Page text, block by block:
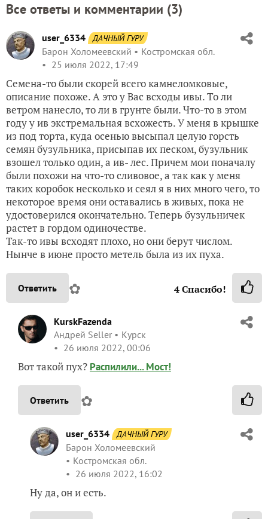
Все ответы и комментарии (3)
user_6334 ДАЧНЫЙ ГУРУ
Барон Холомеевский
Костромская обл.
25 июля 2022, 17:49
Семена-то были скорей всего камнеломковые,
описание похоже. А это у Вас всходы ивы. То ли
ветром нанесло, то ли в грунте были. Что-то в этом
году у ив экстремальная всхожесть. У меня в крышке
из под торта, куда осенью высыпал целую горсть
семян бузульника, присыпав их песком, бузульник
взошел только один, а ив- лес. Причем мои поначалу
были похожи на что-то сливовое, а так как у меня
таких коробок несколько и сеял я в них много чего, то
некоторое время они оставались в живых, пока не
удостоверился окончательно. Теперь бузульничек
растет в гордом одиночестве.
Так-то ивы всходят плохо, но они берут числом.
Нынче в июне просто метель была из их пуха.
Ответить ✿ 4Спасибо!
KurskFazenda
Андрей Seller
Курск
26 июля 2022, 00:06
Вот такой пух? Распилили... Мост!
Ответить ✿
user_6334 ДАЧНЫЙ ГУРУ
Барон Холомеевский
Костромская обл.
26 июля 2022, 16:02
Ну да, он и есть.